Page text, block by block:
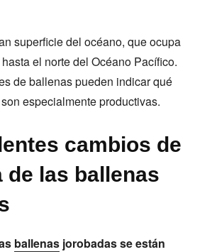
superficie del océano, que ocupa
el norte del Océano Pacífico.
de ballenas pueden indicar qué
especialmente productivas.
cambios de
de las ballenas
ballenas jorobadas se están